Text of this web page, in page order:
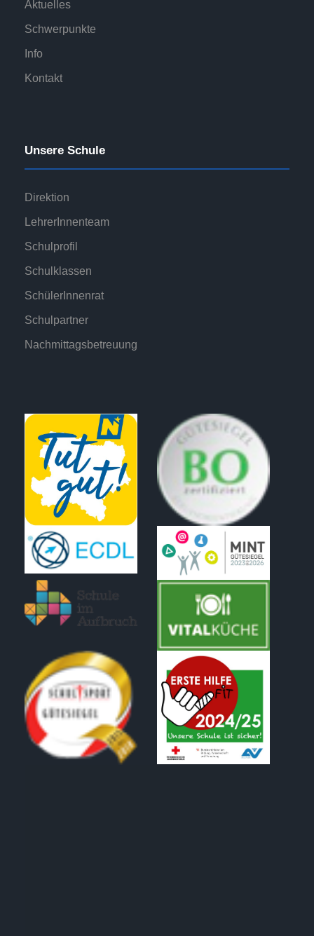
Aktuelles
Schwerpunkte
Info
Kontakt
Unsere Schule
Direktion
LehrerInnenteam
Schulprofil
Schulklassen
SchülerInnenrat
Schulpartner
Nachmittagsbetreuung